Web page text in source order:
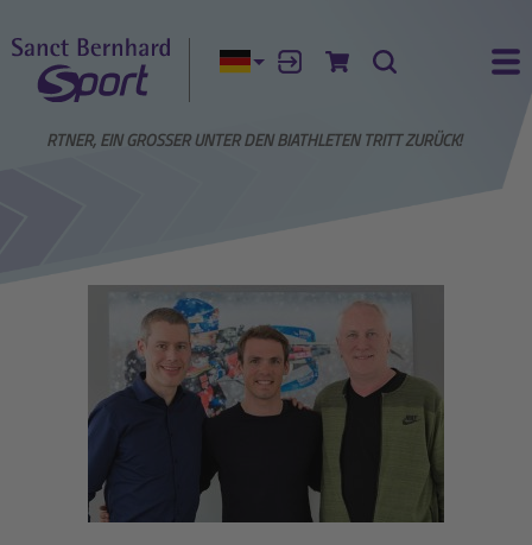
Aktuelle Sprache:
AnmeldenZum Warenkorb
Suche
PARTNER, EIN GROSSER UNTER DEN BIATHLETEN TRITT ZURÜCK!